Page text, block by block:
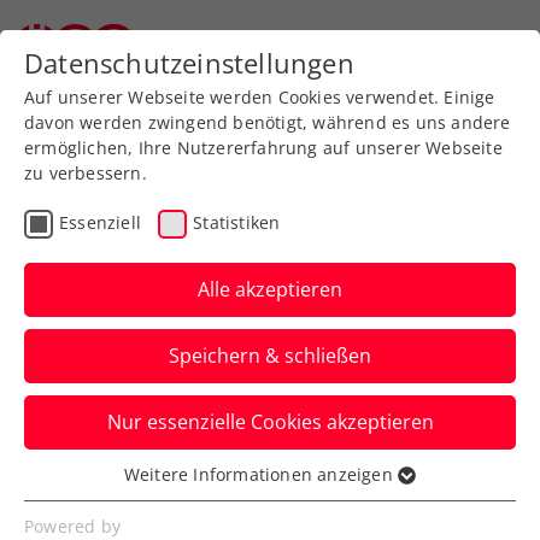
Zurück zur Newsübersicht
Turniere
European Summer Cups:
ÖTV-Teams U16 und U18
mittendrin statt nur dabei
Doch trotz vielen erfreulichen Leistungen
setzt es viermal das Aus in der
Qualifikationsrunde.
Verfasst von: Manuel Wachta, 05.08.2024
Datenschutzeinstellungen
Auf unserer Webseite werden Cookies verwendet. Einige
davon werden zwingend benötigt, während es uns andere
ermöglichen, Ihre Nutzererfahrung auf unserer Webseite
zu verbessern.
Essenziell Statistiken
Alle akzeptieren
Speichern & schließen
Nur essenzielle Cookies akzeptieren
Essenziell
Essenzielle Cookies werden für grundlegende
Weitere Informationen anzeigen
Powered by